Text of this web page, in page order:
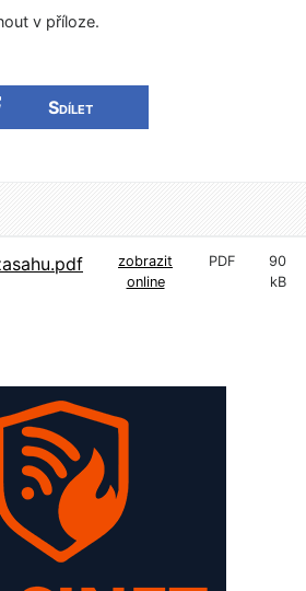
v příloze.
Sdílet
zobrazit
online
PDF
90
kB